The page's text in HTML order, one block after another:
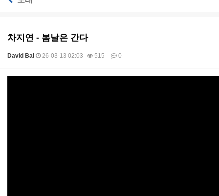
차지연 - 봄날은 간다
David Bai 26-03-13 02:03 515 0